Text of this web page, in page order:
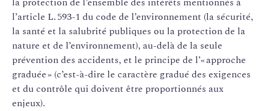
l’article L. 593-1 du code de l’environnement (la sécurité,
la santé et la salubrité publiques ou la protection de la
nature et de l’environnement), au-delà de la seule
prévention des accidents, et le principe de l’« approche
graduée » (c’est-à-dire le caractère gradué des exigences
et du contrôle qui doivent être proportionnés aux
enjeux).